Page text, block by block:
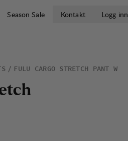
Season Sale Kontakt Logg inn
FULU CARGO STRETCH PANT W
tch